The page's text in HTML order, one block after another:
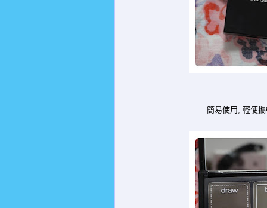
簡易使用, 輕便